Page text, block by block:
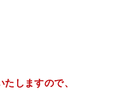
たしますので、